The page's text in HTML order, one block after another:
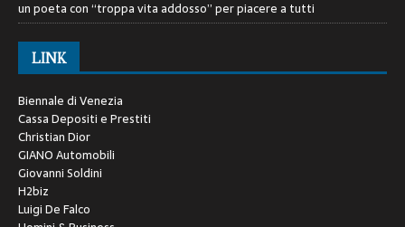
un poeta con “troppa vita addosso” per piacere a tutti
LINK
Biennale di Venezia
Cassa Depositi e Prestiti
Christian Dior
GIANO Automobili
Giovanni Soldini
H2biz
Luigi De Falco